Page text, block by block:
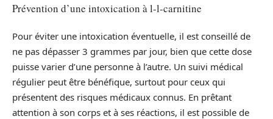
Prévention d’une intoxication à l-l-carnitine
Pour éviter une intoxication éventuelle, il est conseillé de
ne pas dépasser 3 grammes par jour, bien que cette dose
puisse varier d’une personne à l’autre. Un suivi médical
régulier peut être bénéfique, surtout pour ceux qui
présentent des risques médicaux connus. En prêtant
attention à son corps et à ses réactions, il est possible de